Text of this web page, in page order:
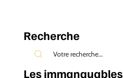
Recherche
Les immanquables